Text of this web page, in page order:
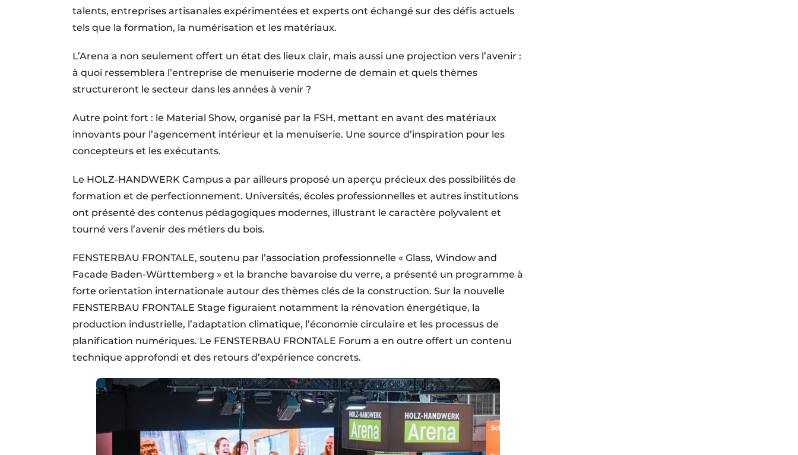
talents, entreprises artisanales expérimentées et experts ont échangé sur des défis actuels
tels que la formation, la numérisation et les matériaux.
L’Arena a non seulement offert un état des lieux clair, mais aussi une projection vers l’avenir :
à quoi ressemblera l’entreprise de menuiserie moderne de demain et quels thèmes
structureront le secteur dans les années à venir ?
Autre point fort : le Material Show, organisé par la FSH, mettant en avant des matériaux
innovants pour l’agencement intérieur et la menuiserie. Une source d’inspiration pour les
concepteurs et les exécutants.
Le HOLZ-HANDWERK Campus a par ailleurs proposé un aperçu précieux des possibilités de
formation et de perfectionnement. Universités, écoles professionnelles et autres institutions
ont présenté des contenus pédagogiques modernes, illustrant le caractère polyvalent et
tourné vers l’avenir des métiers du bois.
FENSTERBAU FRONTALE, soutenu par l’association professionnelle « Glass, Window and
Facade Baden-Württemberg » et la branche bavaroise du verre, a présenté un programme à
forte orientation internationale autour des thèmes clés de la construction. Sur la nouvelle
FENSTERBAU FRONTALE Stage figuraient notamment la rénovation énergétique, la
production industrielle, l’adaptation climatique, l’économie circulaire et les processus de
planification numériques. Le FENSTERBAU FRONTALE Forum a en outre offert un contenu
technique approfondi et des retours d’expérience concrets.